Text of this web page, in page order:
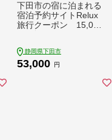
下田市の宿に泊まれる
宿泊予約サイトRelux
旅行クーポン 15,00
静岡県下田市
53,000 円